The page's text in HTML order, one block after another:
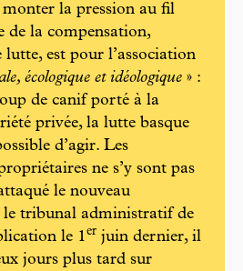
la pression au fil
de la compensation,
lutte, est pour l’association
écologique et idéologique » :
de canif porté à la
privée, la lutte basque
d’agir. Les
ne s’y sont pas
le nouveau
le tribunal administratif de
le 1er juin dernier, il
jours plus tard sur